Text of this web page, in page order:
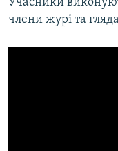
Учасники
члени журі та